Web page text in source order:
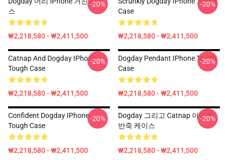
스
₩2,218,580 - ₩2,411,500
-20%
Case
₩2,218,580 - ₩2,411,500
-20%
Catnap And Dogday IPhone
Tough Case
₩2,218,580 - ₩2,411,500
-20%
Dogday Pendant IPhone Tough
Case
₩2,218,580 - ₩2,411,500
-20%
Confident Dogday IPhone
Tough Case
₩2,218,580 - ₩2,411,500
-20%
Dogday 그리고 Catnap 아이폰
반죽 케이스
₩2,218,580 - ₩2,411,500
-20%